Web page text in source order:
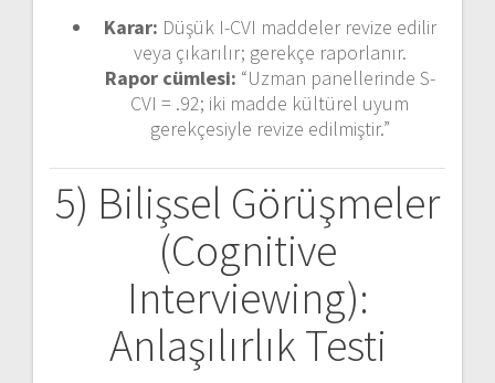
Karar: Düşük I-CVI maddeler revize edilir
veya çıkarılır; gerekçe raporlanır.
Rapor cümlesi: “Uzman panellerinde S-
CVI = .92; iki madde kültürel uyum
gerekçesiyle revize edilmiştir.”
5) Bilişsel Görüşmeler
(Cognitive
Interviewing):
Anlaşılırlık Testi